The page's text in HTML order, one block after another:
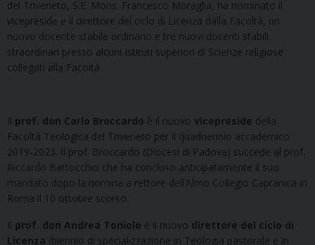
del Triveneto, S.E. Mons. Francesco Moraglia, ha nominato il
vicepreside e il direttore del ciclo di Licenza dalla Facoltà, un
nuovo docente stabile ordinario e tre nuovi docenti stabili
straordinari presso alcuni Istituti superiori di Scienze religiose
collegati alla Facoltà.
Il prof. don Carlo Broccardo è il nuovo vicepreside della
Facoltà Teologica del Triveneto per il quadriennio accademico
2019-2023. Il prof. Broccardo (Diocesi di Padova) succede al prof.
Riccardo Battocchio che ha concluso anticipatamente il suo
mandato dopo la nomina a rettore dell’Almo Collegio Capranica in
Roma il 10 ottobre scorso.
Il prof. don Andrea Toniolo è il nuovo direttore del ciclo di
Licenza (biennio di specializzazione in Teologia pastorale e in